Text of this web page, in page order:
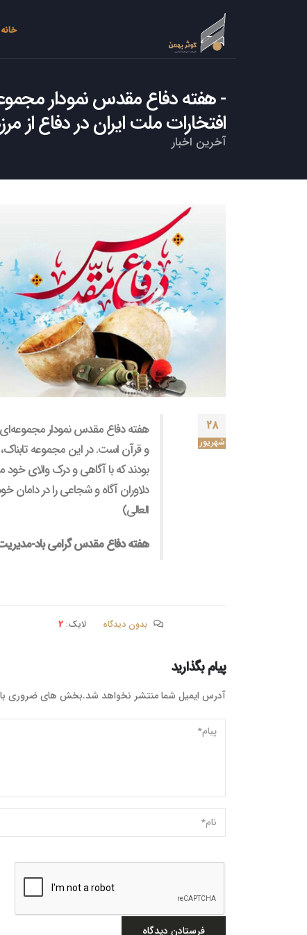
خانه
هفته دفاع مقدس نمودار
افتخارات ملت ایران در دفاع از
آخرین اخبار
۲۸
شهریور
هفته دفاع مقدس نمودار مجموعه‌ای
و قرآن است. در این مجموعه
بودند که با آگاهی و درک والای
دلاوران آگاه و شجاعی را در دامان
العالی)
هفته دفاع مقدس گرامی باد-
بدون دیدگاه لایک: 2
پیام بگذارید
آدرس ایمیل شما منتشر نخواهد شد.بخش های ضروری